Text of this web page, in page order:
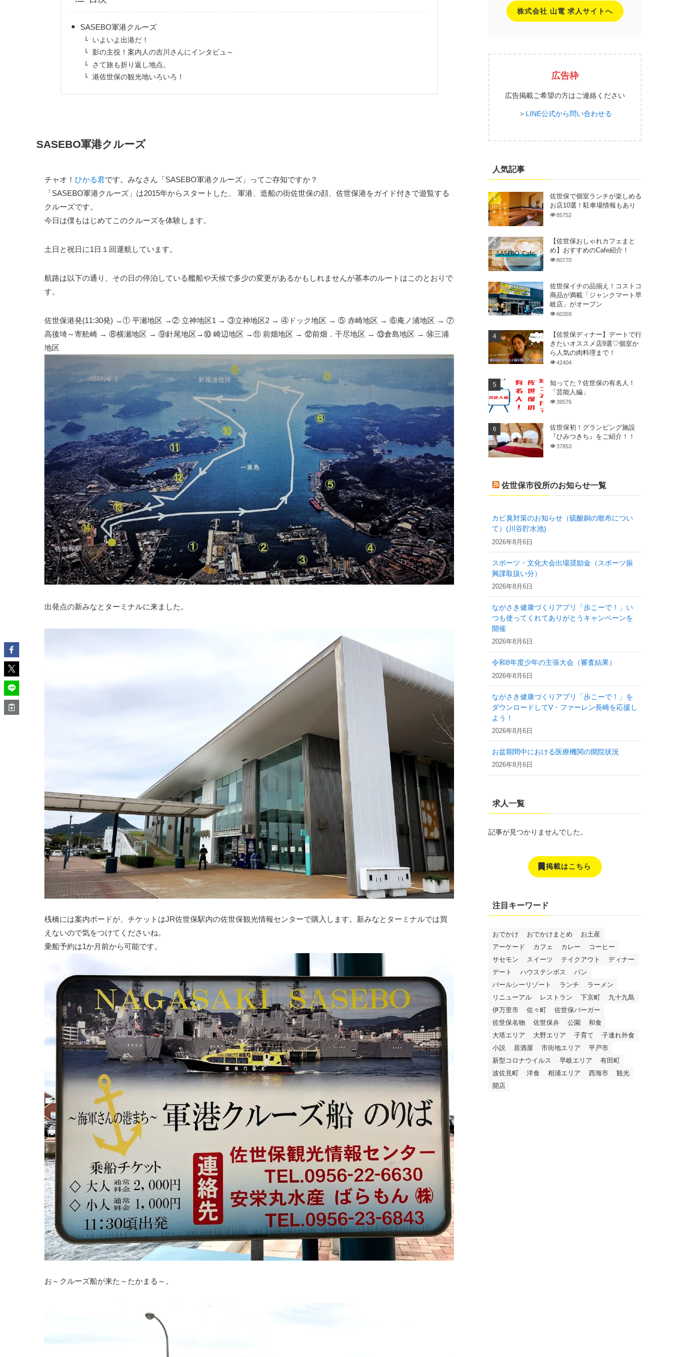
SASEBO軍港クルーズ
いよいよ出港だ！
影の主役！案内人の吉川さんにインタビュ～
さて旅も折り返し地点。
港佐世保の観光地いろいろ！
SASEBO軍港クルーズ
チャオ！ ひかる君です。みなさん「SASEBO軍港クルーズ」ってご存知ですか？
「SASEBO軍港クルーズ」は2015年からスタートした、 軍港、造船の街佐世保の顔、佐世保港をガイド付きで遊覧する
クルーズです。
今日は僕もはじめてこのクルーズを体験します。
土日と祝日に1日１回運航しています。
航路は以下の通り、その日の停泊している艦船や天候で多少の変更があるかもしれませんが基本のルートはこのとおりで
す。
佐世保港発(11:30発) →① 平瀬地区 →② 立神地区1 → ③立神地区2 → ④ドック地区 → ⑤ 赤崎地区 → ⑥庵ノ浦地区 → ⑦
高後埼～寄舩崎 → ⑧横瀬地区 → ⑨針尾地区→⑩ 崎辺地区 →⑪ 前畑地区 → ⑫前畑．干尽地区 → ⑬倉島地区 → ⑭三浦
地区
出発点の新みなとターミナルに来ました。
桟橋には案内ボードが、チケットはJR佐世保駅内の佐世保観光情報センターで購入します。新みなとターミナルでは買
えないので気をつけてくださいね。
乗船予約は1か月前から可能です。
お～クルーズ船が来た～たかまる～。
株式会社 山電 求人サイトへ
広告枠
広告掲載ご希望の方はご連絡ください
＞ LINE公式から問い合わせる
人気記事
佐世保で個室ランチが楽しめる
お店10選！駐車場情報もあり
85752
【佐世保おしゃれカフェまと
め】おすすめのCafe紹介！
80770
佐世保イチの品揃え！コストコ
商品が満載「ジャンクマート早
岐店」がオープン
60359
【佐世保ディナー】デートで行
きたいオススメ店9選♡個室か
ら人気の肉料理まで！
42404
知ってた？佐世保の有名人！
「芸能人編」
39576
佐世保初！グランピング施設
『ひみつきち』をご紹介！！
37853
佐世保市役所のお知らせ一覧
カビ臭対策のお知らせ（硫酸銅の散布につい
て）(川谷貯水池)
2026年8月6日
スポーツ・文化大会出場奨励金（スポーツ振
興課取扱い分）
2026年8月6日
ながさき健康づくりアプリ「歩こーで！」い
つも使ってくれてありがとうキャンペーンを
開催
2026年8月6日
令和8年度少年の主張大会（審査結果）
2026年8月6日
ながさき健康づくりアプリ「歩こーで！」を
ダウンロードしてV・ファーレン長崎を応援し
よう！
2026年8月6日
お盆期間中における医療機関の開院状況
2026年8月6日
求人一覧
記事が見つかりませんでした。
掲載はこちら
注目キーワード
おでかけ おでかけまとめ
お土産
アーケード
カフェ カレー
コーヒー
サセモン
スイーツ テイクアウト
ディナー
デート
ハウステンボス
パン
パールシーリゾート
ランチ
ラーメン
リニューアル
レストラン 下京町
九十九島
伊万里市
佐々町
佐世保バーガー
佐世保名物
佐世保弁 公園
和食
大塔エリア
大野エリア 子育て
子連れ外食
小説
居酒屋 市街地エリア
平戸市
新型コロナウイルス
早岐エリア
有田町
波佐見町
洋食 相浦エリア 西海市
観光
開店